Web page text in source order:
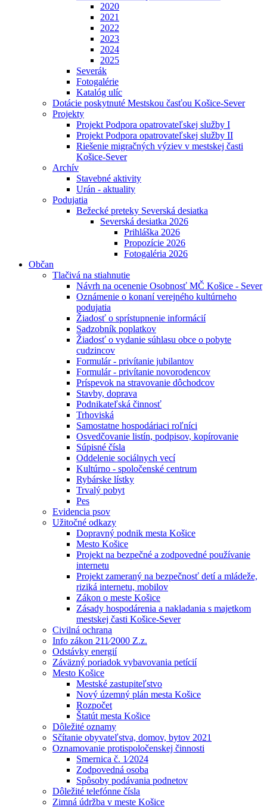
2020
2021
2022
2023
2024
2025
Severák
Fotogalérie
Katalóg ulíc
Dotácie poskytnuté Mestskou časťou Košice-Sever
Projekty
Projekt Podpora opatrovateľskej služby I
Projekt Podpora opatrovateľskej služby II
Riešenie migračných výziev v mestskej časti
Košice-Sever
Archív
Stavebné aktivity
Urán - aktuality
Podujatia
Bežecké preteky Severská desiatka
Severská desiatka 2026
Prihláška 2026
Propozície 2026
Fotogaléria 2026
Občan
Tlačivá na stiahnutie
Návrh na ocenenie Osobnosť MČ Košice - Sever
Oznámenie o konaní verejného kultúrneho
podujatia
Žiadosť o sprístupnenie informácií
Sadzobník poplatkov
Žiadosť o vydanie súhlasu obce o pobyte
cudzincov
Formulár - privítanie jubilantov
Formulár - privítanie novorodencov
Príspevok na stravovanie dôchodcov
Stavby, doprava
Podnikateľská činnosť
Trhoviská
Samostatne hospodáriaci roľníci
Osvedčovanie listín, podpisov, kopírovanie
Súpisné čísla
Oddelenie sociálnych vecí
Kultúrno - spoločenské centrum
Rybárske lístky
Trvalý pobyt
Pes
Evidencia psov
Užitočné odkazy
Dopravný podnik mesta Košice
Mesto Košice
Projekt na bezpečné a zodpovedné používanie
internetu
Projekt zameraný na bezpečnosť detí a mládeže,
riziká internetu, mobilov
Zákon o meste Košice
Zásady hospodárenia a nakladania s majetkom
mestskej časti Košice-Sever
Civilná ochrana
Info zákon 211⁄2000 Z.z.
Odstávky energií
Záväzný poriadok vybavovania petícií
Mesto Košice
Mestské zastupiteľstvo
Nový územný plán mesta Košice
Rozpočet
Štatút mesta Košice
Dôležité oznamy
Sčítanie obyvateľstva, domov, bytov 2021
Oznamovanie protispoločenskej činnosti
Smernica č. 1⁄2024
Zodpovedná osoba
Spôsoby podávania podnetov
Dôležité telefónne čísla
Zimná údržba v meste Košice